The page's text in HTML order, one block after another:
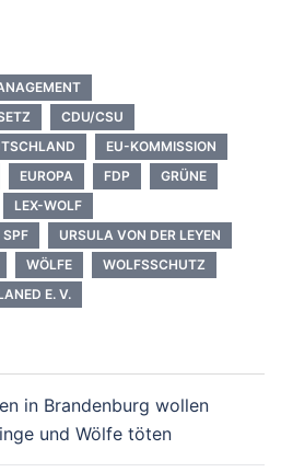
CDU/CSU
EU-KOMMISSION
EUROPA FDP
GRÜNE
LEX-WOLF
SPF
URSULA VON DER LEYEN
WÖLFE
WOLFSSCHUTZ
E. V.
in Brandenburg wollen
und Wölfe töten